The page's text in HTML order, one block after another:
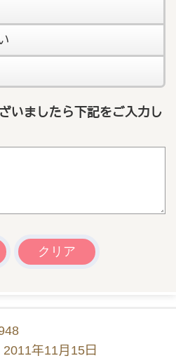
いましたら下記をご入力し
2011年11月15日